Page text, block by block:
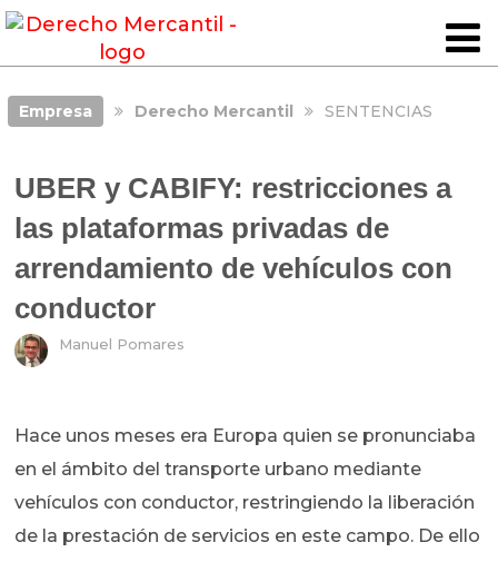
Empresa Derecho Mercantil SENTENCIAS
UBER y CABIFY: restricciones a
las plataformas privadas de
arrendamiento de vehículos con
conductor
Manuel Pomares
Hace unos meses era Europa quien se pronunciaba
en el ámbito del transporte urbano mediante
vehículos con conductor, restringiendo la liberación
de la prestación de servicios en este campo. De ello